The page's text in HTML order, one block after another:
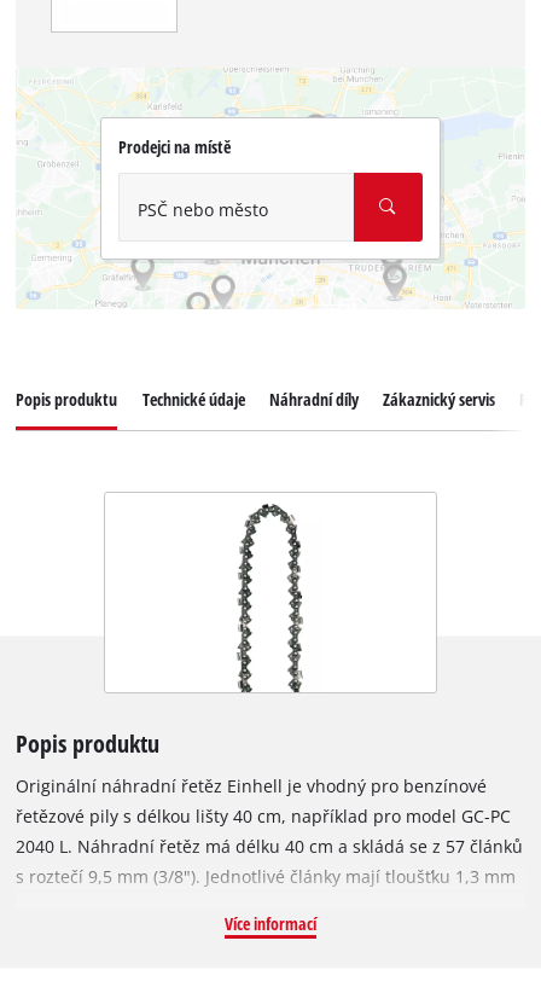
Prodejci na místě
PSČ nebo město
Popis produktu Technické údaje Náhradní díly Zákaznický servis
Popis produktu
Originální náhradní řetěz Einhell je vhodný pro benzínové
řetězové pily s délkou lišty 40 cm, například pro model GC-PC
2040 L. Náhradní řetěz má délku 40 cm a skládá se z 57 článků
s roztečí 9,5 mm (3/8"). Jednotlivé články mají tloušťku 1,3 mm
Více informací